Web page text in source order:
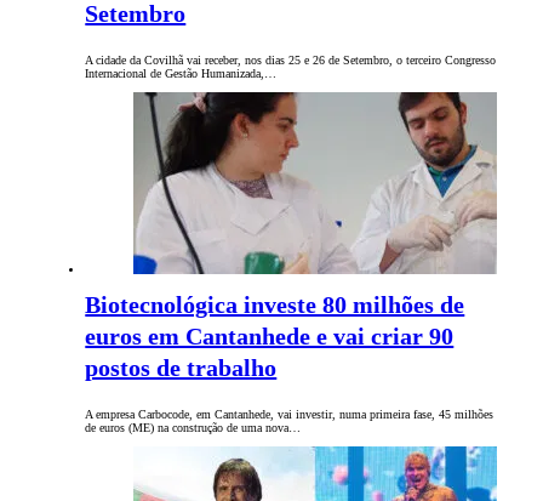
Setembro
A cidade da Covilhã vai receber, nos dias 25 e 26 de Setembro, o terceiro Congresso
Internacional de Gestão Humanizada,…
Biotecnológica investe 80 milhões de
euros em Cantanhede e vai criar 90
postos de trabalho
A empresa Carbocode, em Cantanhede, vai investir, numa primeira fase, 45 milhões
de euros (ME) na construção de uma nova…